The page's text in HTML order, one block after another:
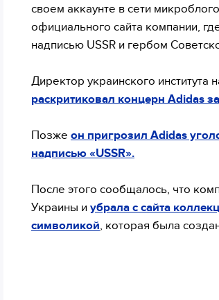
своем аккаунте в сети
официального сайта компании,
надписью USSR и гербом
Директор украинского института
раскритиковал концерн Adidas
Позже он пригрозил Adidas
надписью «USSR».
После этого сообщалось, что
Украины и убрала с сайта
символикой , которая была